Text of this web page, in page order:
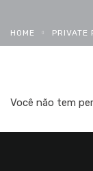
HOME PRIVATE
Você não tem